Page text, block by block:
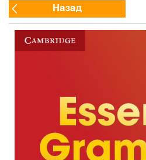
Назад